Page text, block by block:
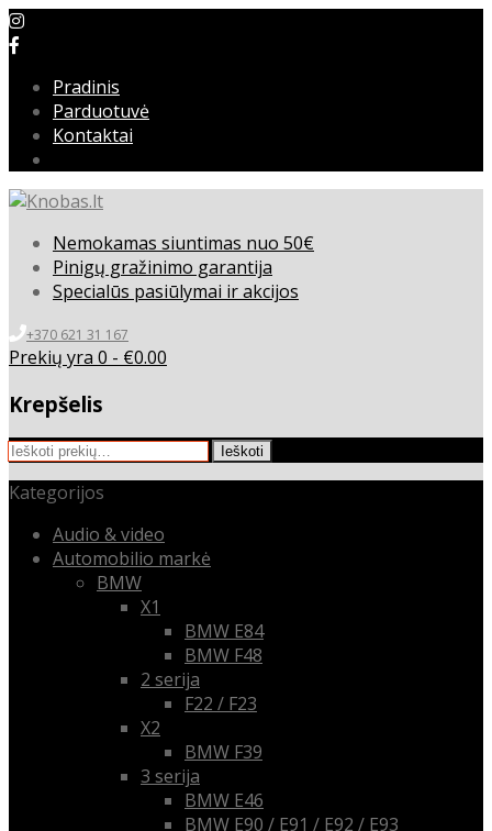
Pradinis
Parduotuvė
Kontaktai
Nemokamas siuntimas nuo 50€
Pinigų gražinimo garantija
Specialūs pasiūlymai ir akcijos
+370 621 31 167
Prekių yra 0 - €0.00
Krepšelis
Ieškoti: Ieškoti
Kategorijos
Audio & video
Automobilio markė
BMW
X1
BMW E84
BMW F48
2 serija
F22 / F23
X2
BMW F39
3 serija
BMW E46
BMW E90 / E91 / E92 / E93